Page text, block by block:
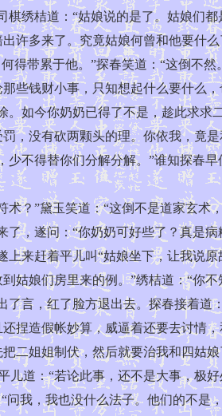
绣桔道：“姑娘说的是了。姑娘们
许多来了。究竟姑娘何曾和他要什
带累于他。”探春笑道：“这倒不
些钱财小事，只知想起什么要什么
如今你奶奶已得了不是，趁此求
，没有砍两颗头的理。你依我，竟
不得替你们分解分解。”谁知探春早
”黛玉笑道：“这倒不是道家玄术
，遂问：“你奶奶可好些了？真是
来赶着平儿叫“姑娘坐下，让我说
娘们房里来的例。”绣桔道：“你
言，红了脸方退出去。探春接着
捏造假帐妙算，威逼着还要去讨情
二姐姐制伏，然后就要治我和四姑
儿道：“若论此事，还不是大事，
我，我也没什么法子。他们的不